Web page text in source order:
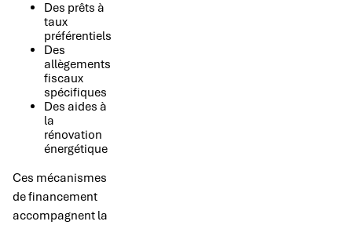
Des prêts à
taux
préférentiels
Des
allègements
fiscaux
spécifiques
Des aides à
la
rénovation
énergétique
Ces mécanismes
de financement
accompagnent la